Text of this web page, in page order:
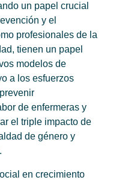
un papel crucial
y el
profesionales de la
tienen un papel
modelos de
a los esfuerzos
de enfermeras y
el triple impacto de
de género y
en crecimiento